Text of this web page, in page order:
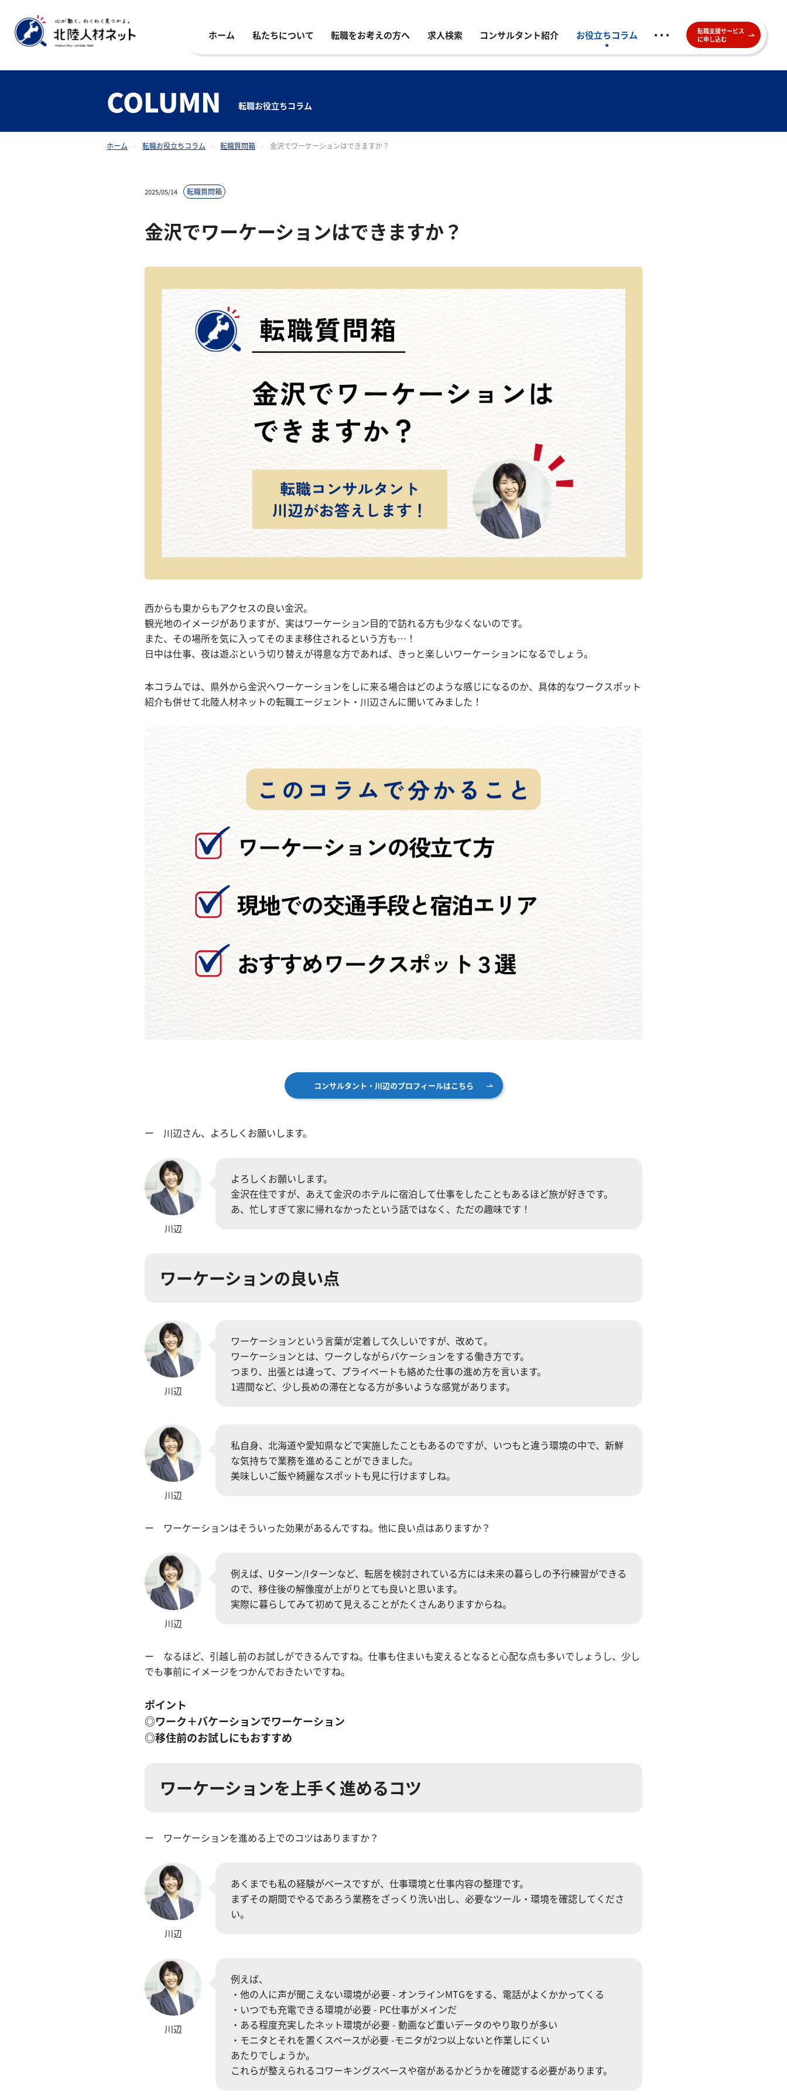
ホーム 私たちについて 転職をお考えの方へ 求人検索 コンサルタント紹介 お役立ちコラム
転職支援サービス
に申し込む
COLUMN 転職お役立ちコラム
ホーム > 転職お役立ちコラム > 転職質問箱 > 金沢でワーケーションはできますか？
2025/05/14 転職質問箱
金沢でワーケーションはできますか？
西からも東からもアクセスの良い金沢。
観光地のイメージがありますが、実はワーケーション目的で訪れる方も少なくないのです。
また、その場所を気に入ってそのまま移住されるという方も…！
日中は仕事、夜は遊ぶという切り替えが得意な方であれば、きっと楽しいワーケーションになるでしょう。
本コラムでは、県外から金沢へワーケーションをしに来る場合はどのような感じになるのか、具体的なワークスポット
紹介も併せて北陸人材ネットの転職エージェント・川辺さんに聞いてみました！
コンサルタント・川辺のプロフィールはこちら
ー 川辺さん、よろしくお願いします。
川辺
よろしくお願いします。
金沢在住ですが、あえて金沢のホテルに宿泊して仕事をしたこともあるほど旅が好きです。
あ、忙しすぎて家に帰れなかったという話ではなく、ただの趣味です！
ワーケーションの良い点
川辺
ワーケーションという言葉が定着して久しいですが、改めて。
ワーケーションとは、ワークしながらバケーションをする働き方です。
つまり、出張とは違って、プライベートも絡めた仕事の進め方を言います。
1週間など、少し長めの滞在となる方が多いような感覚があります。
川辺
私自身、北海道や愛知県などで実施したこともあるのですが、いつもと違う環境の中で、新鮮
な気持ちで業務を進めることができました。
美味しいご飯や綺麗なスポットも見に行けますしね。
ー ワーケーションはそういった効果があるんですね。他に良い点はありますか？
川辺
例えば、Uターン/Iターンなど、転居を検討されている方には未来の暮らしの予行練習ができる
ので、移住後の解像度が上がりとても良いと思います。
実際に暮らしてみて初めて見えることがたくさんありますからね。
ー なるほど、引越し前のお試しができるんですね。仕事も住まいも変えるとなると心配な点も多いでしょうし、少し
でも事前にイメージをつかんでおきたいですね。
ポイント
◎ワーク＋バケーションでワーケーション
◎移住前のお試しにもおすすめ
ワーケーションを上手く進めるコツ
ー ワーケーションを進める上でのコツはありますか？
川辺
あくまでも私の経験がベースですが、仕事環境と仕事内容の整理です。
まずその期間でやるであろう業務をざっくり洗い出し、必要なツール・環境を確認してくださ
い。
川辺
例えば、
・他の人に声が聞こえない環境が必要 - オンラインMTGをする、電話がよくかかってくる
・いつでも充電できる環境が必要 - PC仕事がメインだ
・ある程度充実したネット環境が必要 - 動画など重いデータのやり取りが多い
・モニタとそれを置くスペースが必要 -モニタが2つ以上ないと作業しにくい
あたりでしょうか。
これらが整えられるコワーキングスペースや宿があるかどうかを確認する必要があります。